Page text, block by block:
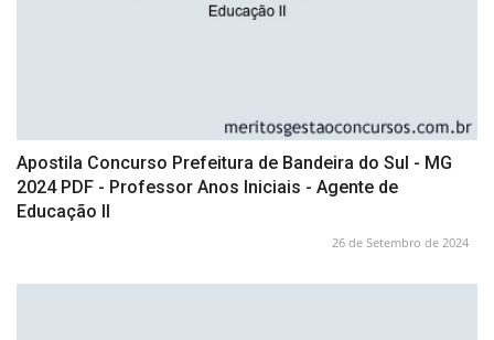
Apostila Concurso Prefeitura de Bandeira do Sul - MG
2024 PDF - Professor Anos Iniciais - Agente de
Educação II
26 de Setembro de 2024